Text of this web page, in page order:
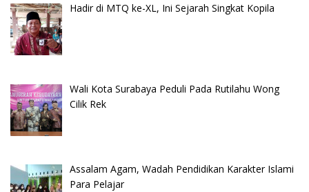
Hadir di MTQ ke-XL, Ini Sejarah Singkat Kopila
Wali Kota Surabaya Peduli Pada Rutilahu Wong
Cilik Rek
Assalam Agam, Wadah Pendidikan Karakter Islami
Para Pelajar